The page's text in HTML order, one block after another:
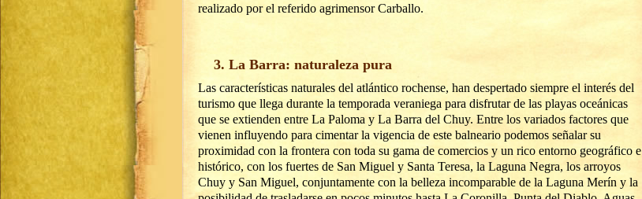
realizado por el referido agrimensor Carballo.
3. La Barra: naturaleza pura
Las características naturales del atlántico rochense, han despertado siempre el interés del
turismo que llega durante la temporada veraniega para disfrutar de las playas oceánicas
que se extienden entre La Paloma y La Barra del Chuy. Entre los variados factores que
vienen influyendo para cimentar la vigencia de este balneario podemos señalar su
proximidad con la frontera con toda su gama de comercios y un rico entorno geográfico e
histórico, con los fuertes de San Miguel y Santa Teresa, la Laguna Negra, los arroyos
Chuy y San Miguel, conjuntamente con la belleza incomparable de la Laguna Merín y la